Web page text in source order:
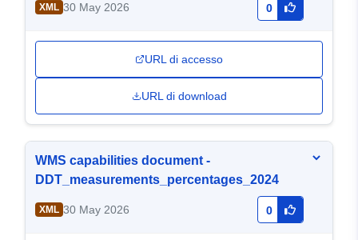
XML 30 May 2026 0
URL di accesso
URL di download
WMS capabilities document -
DDT_measurements_percentages_2024
XML 30 May 2026 0